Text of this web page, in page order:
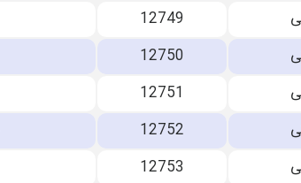
12749
12750
12751
12752
12753